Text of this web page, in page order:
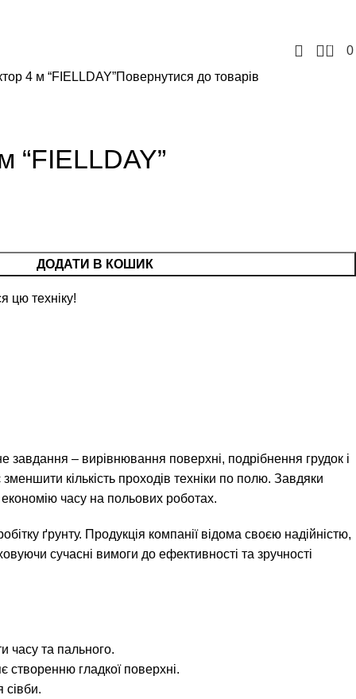
0
0
4 м “FIELLDAY”Повернутися до товарів
“FIELLDAY”
ДОДАТИ В КОШИК
цю техніку!
– вирівнювання поверхні, подрібнення грудок і
кількість проходів техніки по полю. Завдяки
економію часу на польових роботах.
ґрунту. Продукція компанії відома своєю надійністю,
сучасні вимоги до ефективності та зручності
часу та пального.
створенню гладкої поверхні.
сівби.